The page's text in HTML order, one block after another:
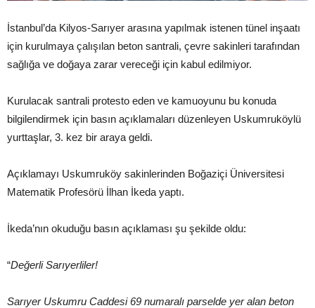
İstanbul’da Kilyos-Sarıyer arasına yapılmak istenen tünel inşaatı
için kurulmaya çalışılan beton santrali, çevre sakinleri tarafından
sağlığa ve doğaya zarar vereceği için kabul edilmiyor.
Kurulacak santrali protesto eden ve kamuoyunu bu konuda
bilgilendirmek için basın açıklamaları düzenleyen Uskumruköylü
yurttaşlar, 3. kez bir araya geldi.
Açıklamayı Uskumruköy sakinlerinden Boğaziçi Üniversitesi
Matematik Profesörü İlhan İkeda yaptı.
İkeda’nın okuduğu basın açıklaması şu şekilde oldu:
“Değerli Sarıyerliler!
Sarıyer Uskumru Caddesi 69 numaralı parselde yer alan beton